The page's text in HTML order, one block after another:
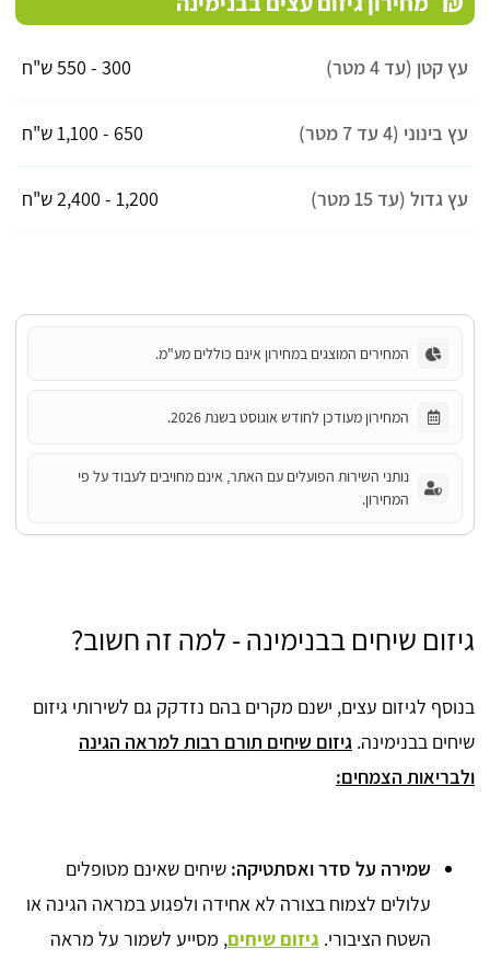
עץ קטן (עד 4 מטר) 300 - 550 ש"ח
עץ בינוני (4 עד 7 מטר) 650 - 1,100 ש"ח
עץ גדול (עד 15 מטר) 1,200 - 2,400 ש"ח
המחירים המוצגים במחירון אינם כוללים מע"מ.
המחירון מעודכן לחודש אוגוסט בשנת 2026.
נותני השירות הפועלים עם האתר, אינם מחויבים לעבוד על פי
המחירון.
גיזום שיחים בבנימינה - למה זה חשוב?
בנוסף לגיזום עצים, ישנם מקרים בהם נזדקק גם לשירותי גיזום
שיחים בבנימינה. גיזום שיחים תורם רבות למראה הגינה
ולבריאות הצמחים:
שמירה על סדר ואסתטיקה: שיחים שאינם מטופלים
עלולים לצמוח בצורה לא אחידה ולפגוע במראה הגינה או
השטח הציבורי. גיזום שיחים, מסייע לשמור על מראה